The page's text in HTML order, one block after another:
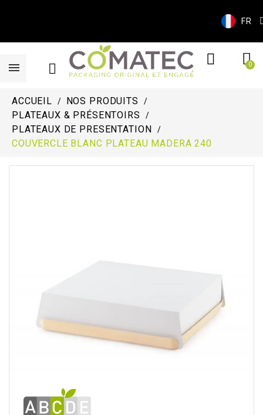
FR
ACCUEIL
NOS PRODUITS
PLATEAUX & PRÉSENTOIRS
PLATEAUX DE PRESENTATION
COUVERCLE BLANC PLATEAU MADERA 240